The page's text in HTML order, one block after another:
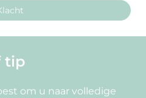
tip
om u naar volledige